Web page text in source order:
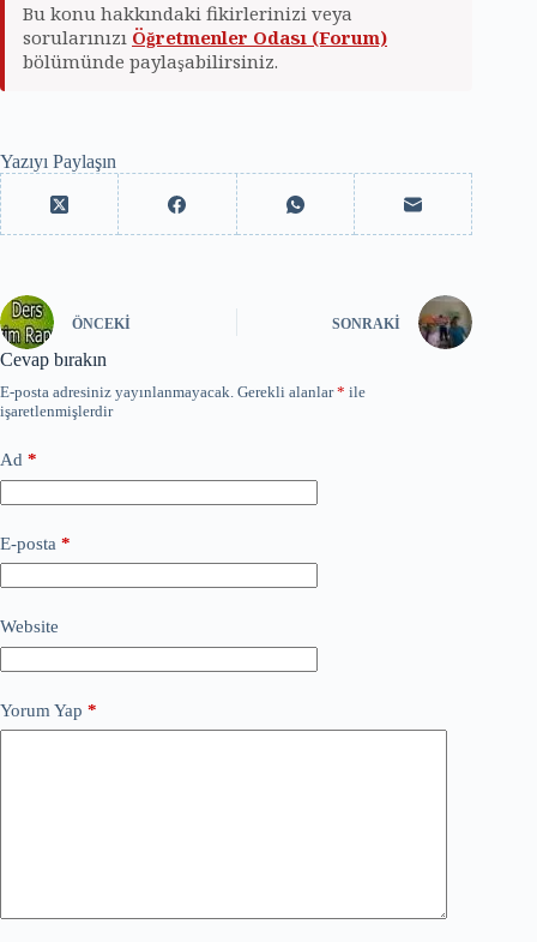
Bu konu hakkındaki fikirlerinizi veya
sorularınızı Öğretmenler Odası (Forum)
bölümünde paylaşabilirsiniz.
Yazıyı Paylaşın
ÖNCEKI SONRAKI
Cevap bırakın
E-posta adresiniz yayınlanmayacak. Gerekli alanlar* ile
işaretlenmişlerdir
Ad *
E-posta *
Website
Yorum Yap *